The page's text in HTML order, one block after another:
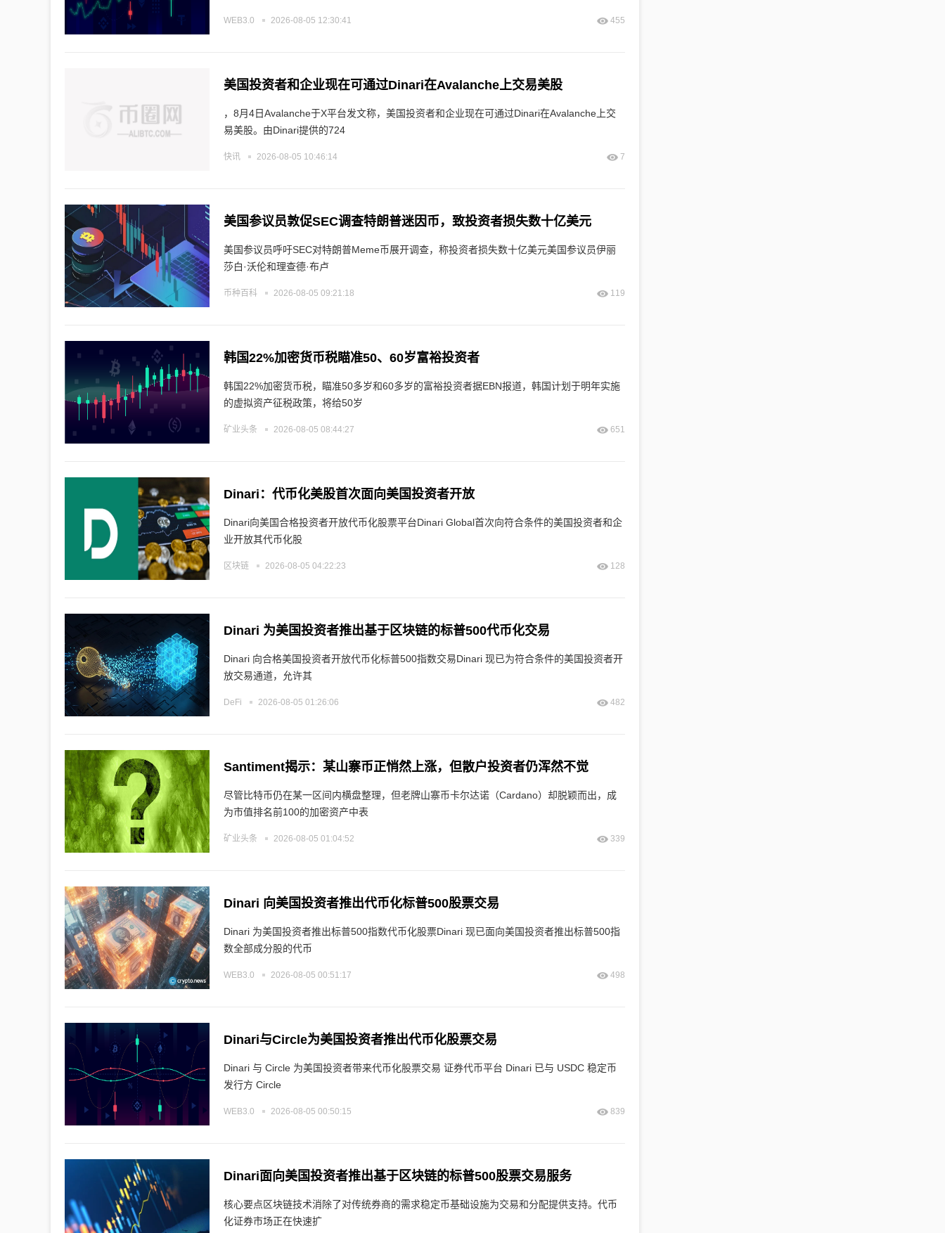
WEB3.0 2026-08-05 12:30:41 455
美国投资者和企业现在可通过Dinari在Avalanche上交易美股
，8月4日Avalanche于X平台发文称，美国投资者和企业现在可通过Dinari在Avalanche上交
易美股。由Dinari提供的724
快讯 2026-08-05 10:46:14 7
美国参议员敦促SEC调查特朗普迷因币，致投资者损失数十亿美元
美国参议员呼吁SEC对特朗普Meme币展开调查，称投资者损失数十亿美元美国参议员伊丽
莎白·沃伦和理查德·布卢
币种百科 2026-08-05 09:21:18 119
韩国22%加密货币税瞄准50、60岁富裕投资者
韩国22%加密货币税，瞄准50多岁和60多岁的富裕投资者据EBN报道，韩国计划于明年实施
的虚拟资产征税政策，将给50岁
矿业头条 2026-08-05 08:44:27 651
Dinari：代币化美股首次面向美国投资者开放
Dinari向美国合格投资者开放代币化股票平台Dinari Global首次向符合条件的美国投资者和企
业开放其代币化股
区块链 2026-08-05 04:22:23 128
Dinari 为美国投资者推出基于区块链的标普500代币化交易
Dinari 向合格美国投资者开放代币化标普500指数交易Dinari 现已为符合条件的美国投资者开
放交易通道，允许其
DeFi 2026-08-05 01:26:06 482
Santiment揭示：某山寨币正悄然上涨，但散户投资者仍浑然不觉
尽管比特币仍在某一区间内横盘整理，但老牌山寨币卡尔达诺（Cardano）却脱颖而出，成
为市值排名前100的加密资产中表
矿业头条 2026-08-05 01:04:52 339
Dinari 向美国投资者推出代币化标普500股票交易
Dinari 为美国投资者推出标普500指数代币化股票Dinari 现已面向美国投资者推出标普500指
数全部成分股的代币
WEB3.0 2026-08-05 00:51:17 498
Dinari与Circle为美国投资者推出代币化股票交易
Dinari 与 Circle 为美国投资者带来代币化股票交易 证券代币平台 Dinari 已与 USDC 稳定币
发行方 Circle
WEB3.0 2026-08-05 00:50:15 839
Dinari面向美国投资者推出基于区块链的标普500股票交易服务
核心要点区块链技术消除了对传统券商的需求稳定币基础设施为交易和分配提供支持。代币
化证券市场正在快速扩